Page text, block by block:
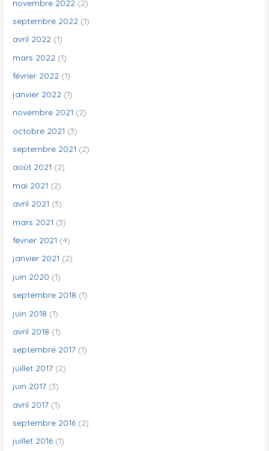
novembre 2022 (2)
septembre 2022 (1)
avril 2022 (1)
mars 2022 (1)
février 2022 (1)
janvier 2022 (1)
novembre 2021 (2)
octobre 2021 (3)
septembre 2021 (2)
août 2021 (2)
mai 2021 (2)
avril 2021 (3)
mars 2021 (3)
février 2021 (4)
janvier 2021 (2)
juin 2020 (1)
septembre 2018 (1)
juin 2018 (1)
avril 2018 (1)
septembre 2017 (1)
juillet 2017 (2)
juin 2017 (3)
avril 2017 (1)
septembre 2016 (2)
juillet 2016 (1)